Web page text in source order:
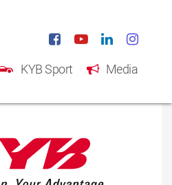
KYB Sport Media